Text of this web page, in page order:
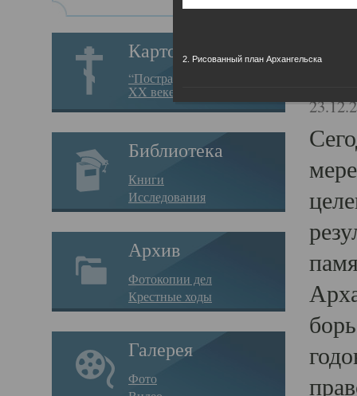
Картотека
“Пострадавшие за веру в
XX веке на Севере”
Библиотека
Книги
Исследования
Архив
Фотокопии дел
Крестные ходы
Галерея
Фото
2. Рисованный план Архангельска